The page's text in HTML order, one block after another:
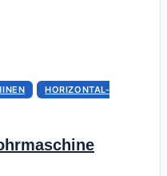
HORIZONTAL-